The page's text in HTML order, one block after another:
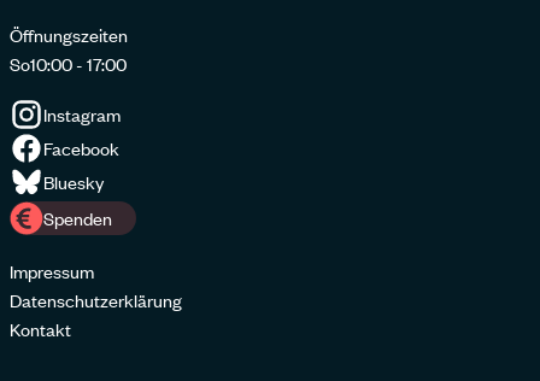
Öffnungszeiten
So10:00 - 17:00
Instagram
Facebook
Bluesky
Spenden
Impressum
Datenschutzerklärung
Kontakt